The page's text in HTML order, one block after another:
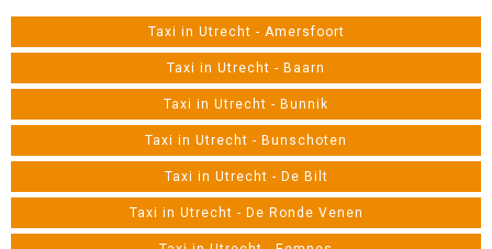
Taxi in Utrecht - Amersfoort
Taxi in Utrecht - Baarn
Taxi in Utrecht - Bunnik
Taxi in Utrecht - Bunschoten
Taxi in Utrecht - De Bilt
Taxi in Utrecht - De Ronde Venen